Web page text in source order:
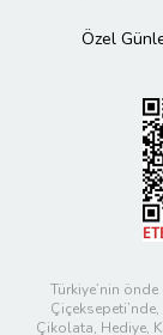
Özel
Türkiye’nin
Çikolata, Hediye,